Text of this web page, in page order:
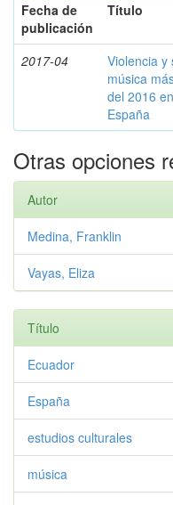
Fecha de
publicación
Título
2017-04
Violencia y
música
del 2016
España
Otras opciones
Autor
Medina, Franklin
Vayas, Eliza
Título
Ecuador
España
estudios culturales
música